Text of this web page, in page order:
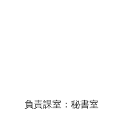
負責課室：秘書室